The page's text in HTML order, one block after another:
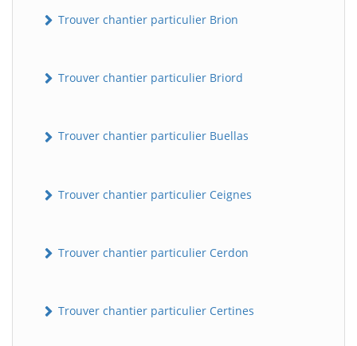
Trouver chantier particulier Brion
Trouver chantier particulier Briord
Trouver chantier particulier Buellas
Trouver chantier particulier Ceignes
Trouver chantier particulier Cerdon
Trouver chantier particulier Certines